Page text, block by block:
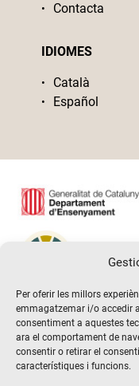
Per oferir les millors
emmagatzemar i/o accedir
consentiment a aquestes
ara el comportament de
consentir o retirar el
característiques i funcions.
Contacta
IDIOMES
Català
Español